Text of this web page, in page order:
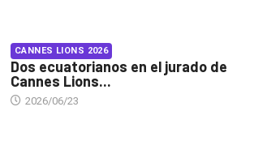
CANNES LIONS 2026
Dos ecuatorianos en el jurado de
Cannes Lions...
2026/06/23